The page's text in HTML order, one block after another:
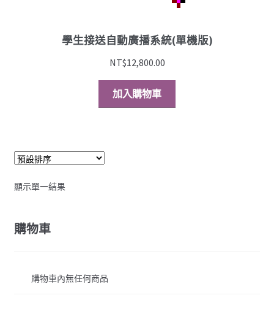
學生接送自動廣播系統(單機版)
NT$12,800.00
加入購物車
顯示單一結果
購物車
購物車內無任何商品